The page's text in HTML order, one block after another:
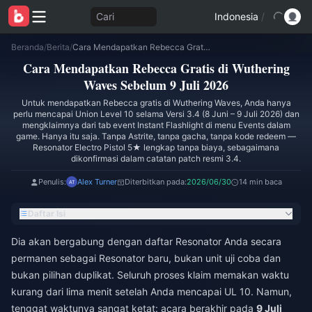
Cari Indonesia /
Beranda/Berita/ Cara Mendapatkan Rebecca Gratis di Wuthering Waves Sebelum 9 Juli 2026
Cara Mendapatkan Rebecca Gratis di Wuthering
Waves Sebelum 9 Juli 2026
Untuk mendapatkan Rebecca gratis di Wuthering Waves, Anda hanya
perlu mencapai Union Level 10 selama Versi 3.4 (8 Juni – 9 Juli 2026) dan
mengklaimnya dari tab event Instant Flashlight di menu Events dalam
game. Hanya itu saja. Tanpa Astrite, tanpa gacha, tanpa kode redeem —
Resonator Electro Pistol 5★ lengkap tanpa biaya, sebagaimana
dikonfirmasi dalam catatan patch resmi 3.4.
Penulis: Alex Turner Diterbitkan pada:2026/06/30 14 min baca
Daftar Isi
Dia akan bergabung dengan daftar Resonator Anda secara
permanen sebagai Resonator baru, bukan unit uji coba dan
bukan pilihan duplikat. Seluruh proses klaim memakan waktu
kurang dari lima menit setelah Anda mencapai UL 10. Namun,
tenggat waktunya sangat ketat: acara berakhir pada 9 Juli